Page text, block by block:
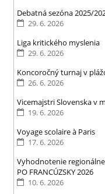
Debatná sezóna 2025/
29. 6. 2026
Liga kritického myslenia
29. 6. 2026
Koncoročný turnaj v
26. 6. 2026
Vicemajstri Slovenska v
19. 6. 2026
Voyage scolaire à Paris
17. 6. 2026
Vyhodnotenie
PO FRANCÚZSKY 2026
10. 6. 2026